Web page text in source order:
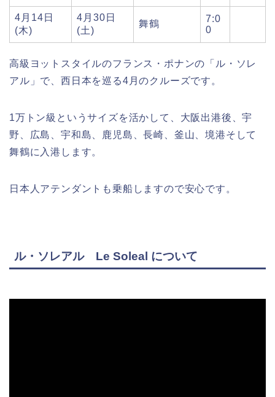
4月14日
(木)
4月30日
(土)
舞鶴
7:0
0
高級ヨットスタイルのフランス・ポナンの「ル・ソレ
アル」で、西日本を巡る4月のクルーズです。
1万トン級というサイズを活かして、大阪出港後、宇
野、広島、宇和島、鹿児島、長崎、釜山、境港そして
舞鶴に入港します。
日本人アテンダントも乗船しますので安心です。
ル・ソレアル Le Soleal について